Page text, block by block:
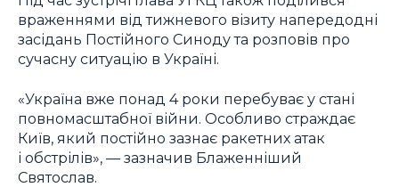
враженнями від тижневого візиту напередодні
засідань Постійного Синоду та розповів про
сучасну ситуацію в Україні.
«Україна вже понад 4 роки перебуває у стані
повномасштабної війни. Особливо страждає
Київ, який постійно зазнає ракетних атак
і обстрілів», — зазначив Блаженніший
Святослав.